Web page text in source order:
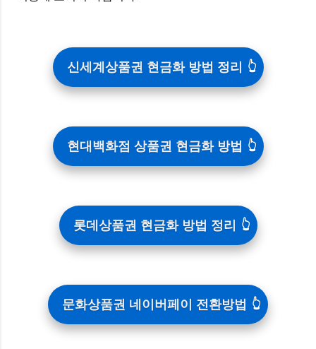
신세계상품권 현금화 방법 정리
현대백화점 상품권 현금화 방법
롯데상품권 현금화 방법 정리
문화상품권 네이버페이 전환방법